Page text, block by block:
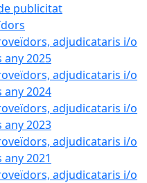
publicitat
adjudicataris i/o
2025
adjudicataris i/o
2024
adjudicataris i/o
2023
adjudicataris i/o
2021
adjudicataris i/o